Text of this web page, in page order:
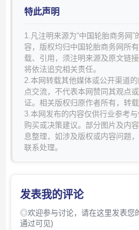
特此声明
1.凡注明来源为“中国轮胎商务网
容，版权均归中国轮胎商务网所
载、引用，须注明来源及原文链
将依法追究相关责任。
2.本网转载其他媒体或公开渠道
点交流，不代表本网赞同其观点
证。相关版权归原作者所有，转
3.本网发布的内容仅供行业参考
购买或决策建议。部分图片及内
息整理，如涉及版权或内容问题
联系处理。
发表我的评论
◎欢迎参与讨论，请在这里发表您
通过可见)